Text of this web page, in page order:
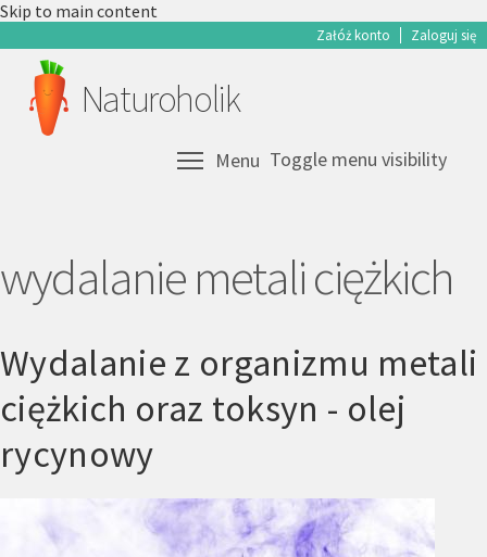
Skip to main content
Załóż konto Zaloguj się
Naturoholik
Menu Toggle menu visibility
wydalanie metali ciężkich
Wydalanie z organizmu metali
ciężkich oraz toksyn - olej
rycynowy